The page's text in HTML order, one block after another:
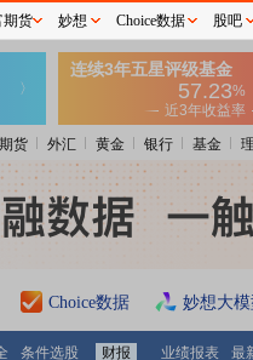
期货 外汇 黄金 银行 基金
Choice数据 妙想大模
条件选股 财报 业绩报表 最
期货 妙想 Choice数据 股吧